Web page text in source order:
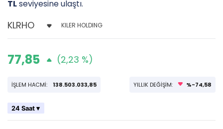
TLseviyesine ulaştı.
KILER HOLDING
77,85 (2,23 %)
İŞLEM HACMİ: 138.503.033,85 YILLIK DEĞİŞİM: %-74,58
24 Saat ▾